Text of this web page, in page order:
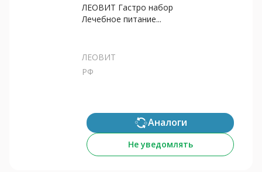
ЛЕОВИТ Гастро набор
Лечебное питание...
ЛЕОВИТ
РФ
Аналоги
Не уведомлять